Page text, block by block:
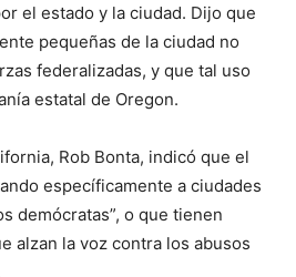
el estado y la ciudad. Dijo que
pequeñas de la ciudad no
federalizadas, y que tal uso
estatal de Oregon.
Rob Bonta, indicó que el
específicamente a ciudades
demócratas”, o que tienen
alzan la voz contra los abusos